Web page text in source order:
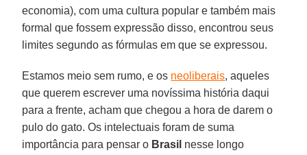
economia), com uma cultura popular e também mais
formal que fossem expressão disso, encontrou seus
limites segundo as fórmulas em que se expressou.
Estamos meio sem rumo, e os neoliberais, aqueles
que querem escrever uma novíssima história daqui
para a frente, acham que chegou a hora de darem o
pulo do gato. Os intelectuais foram de suma
importância para pensar o Brasil nesse longo